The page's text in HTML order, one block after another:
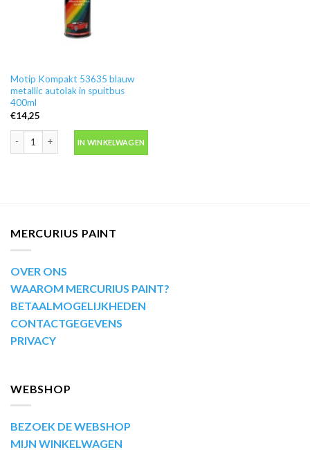
Motip Kompakt 53635 blauw
metallic autolak in spuitbus
400ml
€14,25
IN WINKELWAGEN
MERCURIUS PAINT
OVER ONS
WAAROM MERCURIUS PAINT?
BETAALMOGELIJKHEDEN
CONTACTGEGEVENS
PRIVACY
WEBSHOP
BEZOEK DE WEBSHOP
MIJN WINKELWAGEN